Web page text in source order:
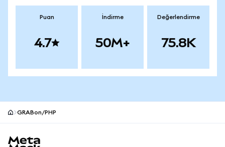
Puan
4.7
İndirme
50M+
Değerlendirme
75.8K
GRABon/PHP